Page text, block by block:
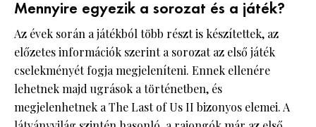
Mennyire egyezik a sorozat és a játék?
Az évek során a játékból több részt is készítettek, az
előzetes információk szerint a sorozat az első játék
cselekményét fogja megjeleníteni. Ennek ellenére
lehetnek majd ugrások a történetben, és
megjelenhetnek a The Last of Us II bizonyos elemei. A